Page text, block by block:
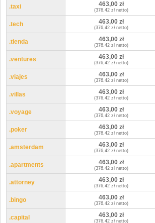
.taxi 463,00 zł
(376,42 zł netto)
.tech 463,00 zł
(376,42 zł netto)
.tienda 463,00 zł
(376,42 zł netto)
.ventures 463,00 zł
(376,42 zł netto)
.viajes 463,00 zł
(376,42 zł netto)
.villas 463,00 zł
(376,42 zł netto)
.voyage 463,00 zł
(376,42 zł netto)
.poker 463,00 zł
(376,42 zł netto)
.amsterdam 463,00 zł
(376,42 zł netto)
.apartments 463,00 zł
(376,42 zł netto)
.attorney 463,00 zł
(376,42 zł netto)
.bingo 463,00 zł
(376,42 zł netto)
.capital 463,00 zł
(376,42 zł netto)